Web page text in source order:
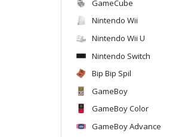
GameCube
Nintendo Wii
Nintendo Wii U
Nintendo Switch
Bip Bip Spil
GameBoy
GameBoy Color
GameBoy Advance